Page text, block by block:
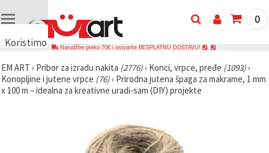
Koristimo
🍪
Koristimo
kolačiće i
0
Narudžbe preko 70€ i ostvarite BESPLATNU DOSTAVU!
EM ART › Pribor za izradu nakita (2776)› Konci, vrpce, pređe (1093)›
Konopljine i jutene vrpce (76)› Prirodna jutena špaga za makrame, 1 mm
x 100 m – idealna za kreativne uradi-sam (DIY) projekte